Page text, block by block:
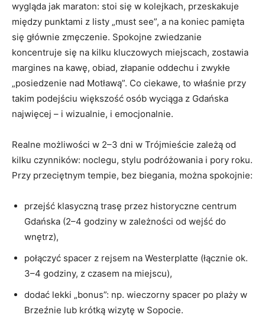
wygląda jak maraton: stoi się w kolejkach, przeskakuje
między punktami z listy „must see”, a na koniec pamięta
się głównie zmęczenie. Spokojne zwiedzanie
koncentruje się na kilku kluczowych miejscach, zostawia
margines na kawę, obiad, złapanie oddechu i zwykłe
„posiedzenie nad Motławą”. Co ciekawe, to właśnie przy
takim podejściu większość osób wyciąga z Gdańska
najwięcej – i wizualnie, i emocjonalnie.
Realne możliwości w 2–3 dni w Trójmieście zależą od
kilku czynników: noclegu, stylu podróżowania i pory roku.
Przy przeciętnym tempie, bez biegania, można spokojnie:
przejść klasyczną trasę przez historyczne centrum
Gdańska (2–4 godziny w zależności od wejść do
wnętrz),
połączyć spacer z rejsem na Westerplatte (łącznie ok.
3–4 godziny, z czasem na miejscu),
dodać lekki „bonus”: np. wieczorny spacer po plaży w
Brzeźnie lub krótką wizytę w Sopocie.